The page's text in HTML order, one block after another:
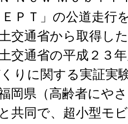
ＥＰＴ」の公道走行
交通省から取得し
交通省の平成２３
りに関する実証実
岡県（高齢者にや
共同で、超小型モ